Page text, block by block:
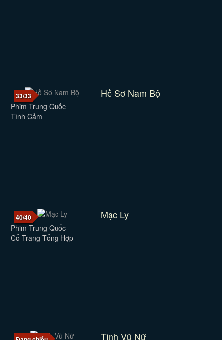
33/33 Hồ Sơ Nam Bộ
Phim Trung Quốc
Tình Cảm
40/40 Mạc Ly
Phim Trung Quốc
Cổ Trang Tổng Hợp
Tình Vũ Nữ